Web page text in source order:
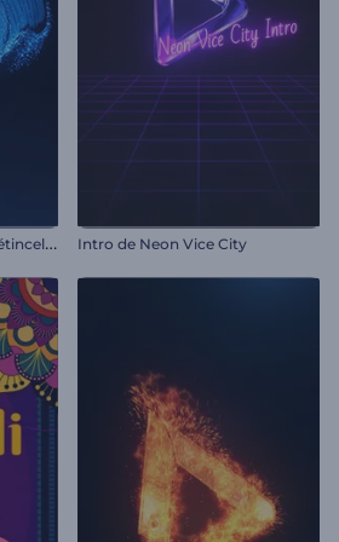
I
ntroduction au papillon étincelant Intro de Neon Vice City